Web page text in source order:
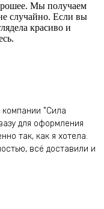
Мы получаем
случайно. Если вы
красиво и
компании "Сила
для оформления
так, как я хотела.
всё доставили и